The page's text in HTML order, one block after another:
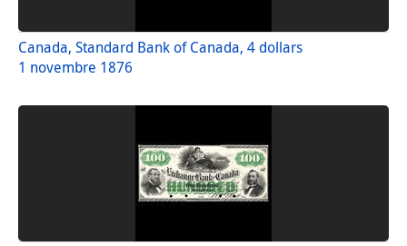
Canada, Standard Bank of Canada, 4 dollars
1 novembre 1876